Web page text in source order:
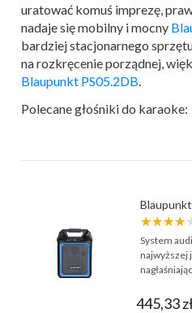
uratować komuś imprezę,
nadaje się mobilny i mocny
bardziej stacjonarnego
na rozkręcenie porządnej,
Blaupunkt PS05.2DB
Polecane głośniki do karaoke:
System
najwyższej
445,33